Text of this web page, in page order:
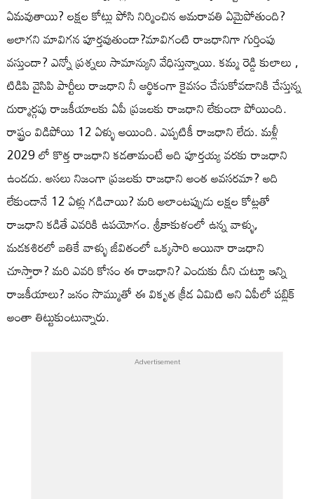
ఏమవుతాయి? లక్షల కోట్లు పోసి నిర్మించిన అమరావతి ఏమైపోతుంది?
అలాగని మావిగన పూర్తవుతుందా?మావిగంటి రాజధానిగా గుర్తింపు
వస్తుందా? ఎన్నో ప్రశ్నలు సామాన్యుని వేధిస్తున్నాయి. కమ్మ రెడ్డి కులాలు ,
టిడిపి వైసిపి పార్టీలు రాజధాని నీ ఆర్థికంగా కైవసం చేసుకోవడానికి చేస్తున్న
దుర్మార్గపు రాజకీయాలకు ఏపీ ప్రజలకు రాజధాని లేకుండా పోయింది.
రాష్ట్రం విడిపోయి 12 ఏళ్ళు అయింది. ఎప్పటికీ రాజధాని లేదు. మళ్లీ
2029 లో కొత్త రాజధాని కడతామంటే అది పూర్తయ్య వరకు రాజధాని
ఉండదు. అసలు నిజంగా ప్రజలకు రాజధాని అంత అవసరమా? అది
లేకుండానే 12 ఏళ్లు గడిచాయి? మరి అలాంటప్పుడు లక్షల కోట్లతో
రాజధాని కడితే ఎవరికి ఉపయోగం. శ్రీకాకుళంలో ఉన్న వాళ్ళు,
మడకశిరలో బతికే వాళ్ళు జీవితంలో ఒక్కసారి అయినా రాజధాని
చూస్తారా? మరి ఎవరి కోసం ఈ రాజధాని? ఎందుకు దీని చుట్టూ ఇన్ని
రాజకీయాలు? జనం సొమ్ముతో ఈ వికృత క్రీడ ఏమిటి అని ఏపీలో పబ్లిక్
అంతా తిట్టుకుంటున్నారు.